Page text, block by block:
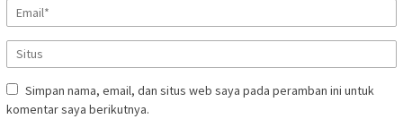
Simpan nama, email, dan situs web saya pada peramban ini untuk
komentar saya berikutnya.